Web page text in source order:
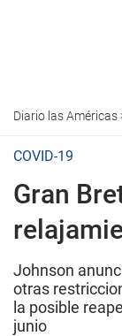
Diario las Américas
COVID-19
Gran
Johnson
otras
la posible
junio